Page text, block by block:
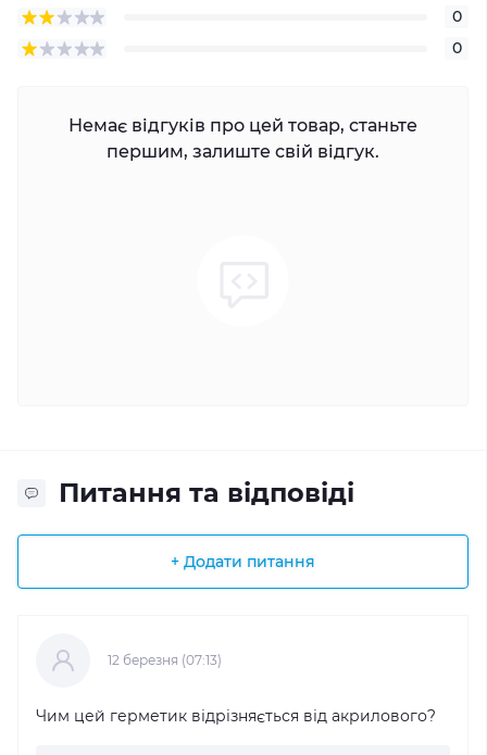
0
0
Немає відгуків про цей товар, станьте
першим, залиште свій відгук.
Питання та відповіді
+ Додати питання
12 березня (07:13)
Чим цей герметик відрізняється від акрилового?